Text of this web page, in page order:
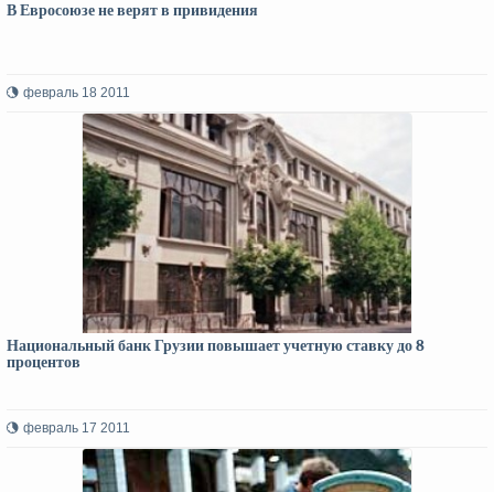
В Евросоюзе не верят в привидения
февраль 18 2011
Национальный банк Грузии повышает учетную ставку до 8
процентов
февраль 17 2011